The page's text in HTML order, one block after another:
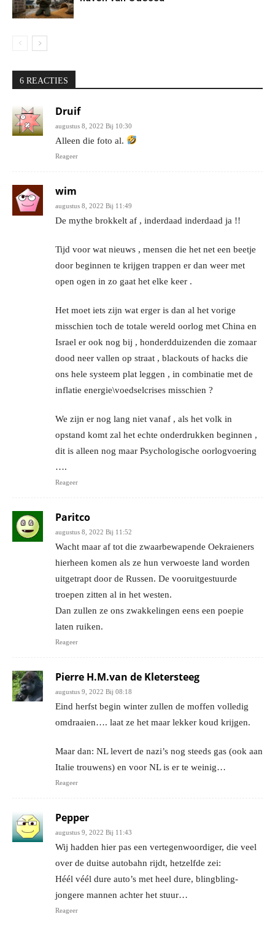
6 REACTIES
Druif
augustus 8, 2022 Bij 10:30
Alleen die foto al.
Reageer
wim
augustus 8, 2022 Bij 11:49
De mythe brokkelt af , inderdaad inderdaad ja !!
Tijd voor wat nieuws , mensen die het net een beetje
door beginnen te krijgen trappen er dan weer met
open ogen in zo gaat het elke keer .
Het moet iets zijn wat erger is dan al het vorige
misschien toch de totale wereld oorlog met China en
Israel er ook nog bij , honderdduizenden die zomaar
dood neer vallen op straat , blackouts of hacks die
ons hele systeem plat leggen , in combinatie met de
inflatie energie\voedselcrises misschien ?
We zijn er nog lang niet vanaf , als het volk in
opstand komt zal het echte onderdrukken beginnen ,
dit is alleen nog maar Psychologische oorlogvoering
….
Reageer
Paritco
augustus 8, 2022 Bij 11:52
Wacht maar af tot die zwaarbewapende Oekraieners
hierheen komen als ze hun verwoeste land worden
uitgetrapt door de Russen. De vooruitgestuurde
troepen zitten al in het westen.
Dan zullen ze ons zwakkelingen eens een poepie
laten ruiken.
Reageer
Pierre H.M.van de Kletersteeg
augustus 9, 2022 Bij 08:18
Eind herfst begin winter zullen de moffen volledig
omdraaien…. laat ze het maar lekker koud krijgen.
Maar dan: NL levert de nazi’s nog steeds gas (ook aan
Italie trouwens) en voor NL is er te weinig…
Reageer
Pepper
augustus 9, 2022 Bij 11:43
Wij hadden hier pas een vertegenwoordiger, die veel
over de duitse autobahn rijdt, hetzelfde zei:
Héél véél dure auto’s met heel dure, blingbling-
jongere mannen achter het stuur…
Reageer